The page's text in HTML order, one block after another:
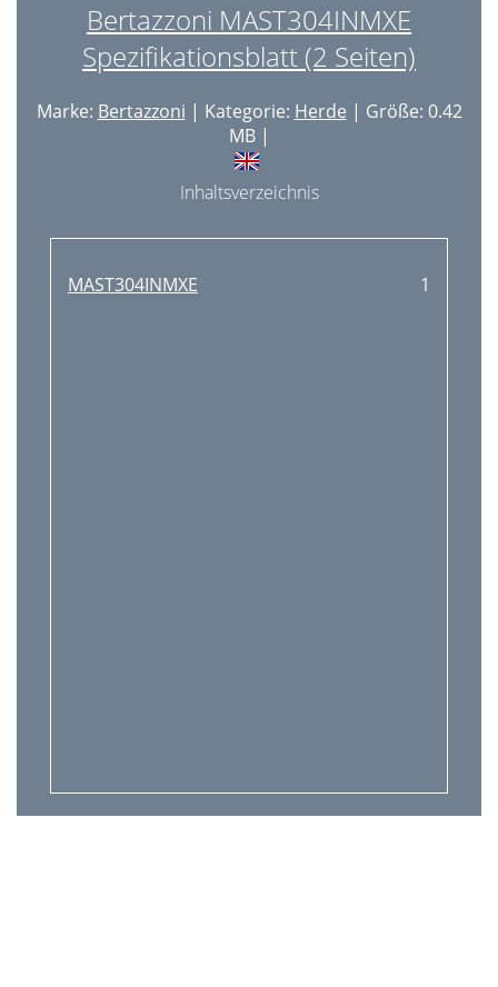
Bertazzoni MAST304INMXE
Spezifikationsblatt (2 Seiten)
Marke: Bertazzoni | Kategorie: Herde | Größe: 0.42
MB |
Inhaltsverzeichnis
MAST304INMXE 1